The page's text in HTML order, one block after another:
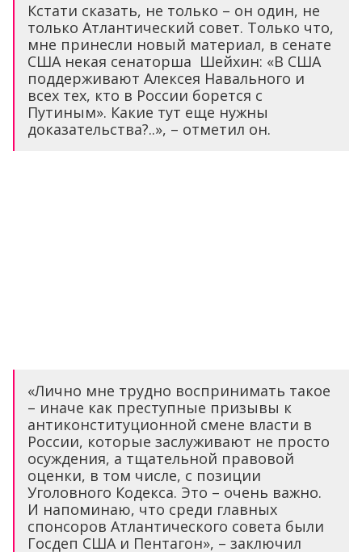
Кстати сказать, не только – он один, не
только Атлантический совет. Только что,
мне принесли новый материал, в сенате
США некая сенаторша Шейхин: «В США
поддерживают Алексея Навального и
всех тех, кто в России борется с
Путиным». Какие тут еще нужны
доказательства?..», – отметил он.
«Лично мне трудно воспринимать такое
– иначе как преступные призывы к
антиконституционной смене власти в
России, которые заслуживают не просто
осуждения, а тщательной правовой
оценки, в том числе, с позиции
Уголовного Кодекса. Это – очень важно.
И напоминаю, что среди главных
спонсоров Атлантического совета были
Госдеп США и Пентагон», – заключил